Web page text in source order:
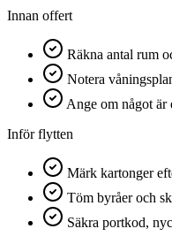
Innan offert
Räkna antal rum
Notera
Ange om något är
Inför flytten
Märk kartonger
Töm byråer och
Säkra portkod,